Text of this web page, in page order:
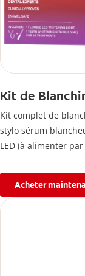
Kit de
Kit complet de
stylo sérum
LED (à alimenter
blanchiment des
taches
seront éliminées.
Acheter